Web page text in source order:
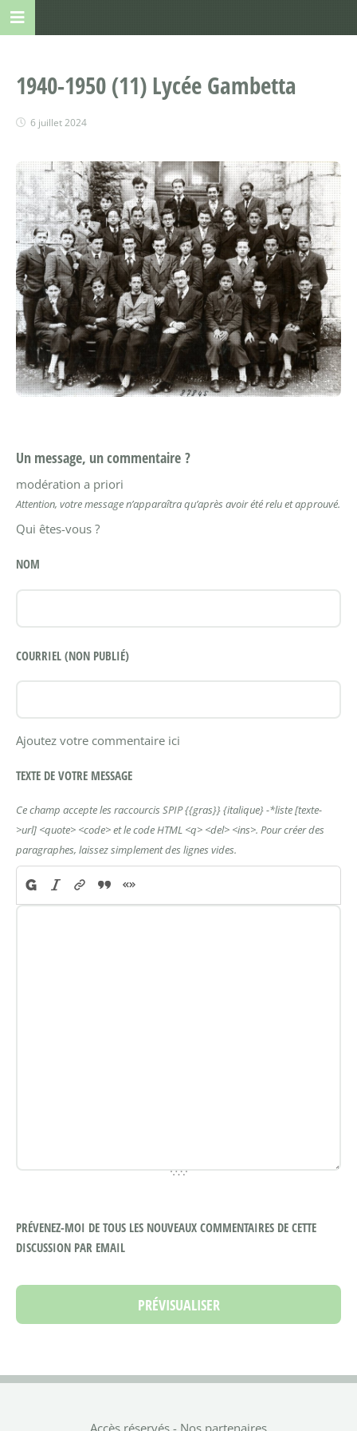
1940-1950 (11) Lycée Gambetta
6 juillet 2024
Un message, un commentaire ?
modération a priori
Attention, votre message n’apparaîtra qu’après avoir été relu et approuvé.
Qui êtes-vous ?
NOM
COURRIEL (NON PUBLIÉ)
Ajoutez votre commentaire ici
TEXTE DE VOTRE MESSAGE
Ce champ accepte les raccourcis SPIP{{gras}}{italique}-*liste[texte-
>url] <quote> <code>et le code HTML <q> <del> <ins>. Pour créer des
paragraphes, laissez simplement des lignes vides.
PRÉVENEZ-MOI DE TOUS LES NOUVEAUX COMMENTAIRES DE CETTE
DISCUSSION PAR EMAIL